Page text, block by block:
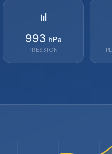
📊
993 hPa
PRESSION